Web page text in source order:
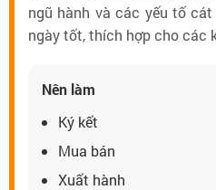
ngũ hành và các yếu tố
ngày tốt, thích hợp cho các
Nên làm
Ký kết
Mua bán
Xuất hành